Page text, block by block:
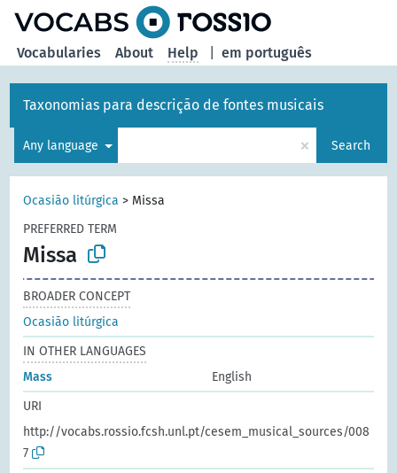
em português
Vocabularies About Help
Taxonomias para descrição de fontes musicais
Any language × Search
Ocasião litúrgica > Missa
PREFERRED TERM
Missa
BROADER CONCEPT
Ocasião litúrgica
IN OTHER LANGUAGES
Mass
English
URI
http://vocabs.rossio.fcsh.unl.pt/cesem_musical_sources/008
7